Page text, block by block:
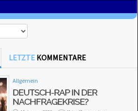
LETZTE KOMMENTARE
Allgemein
DEUTSCH-RAP IN DER
NACHFRAGEKRISE?